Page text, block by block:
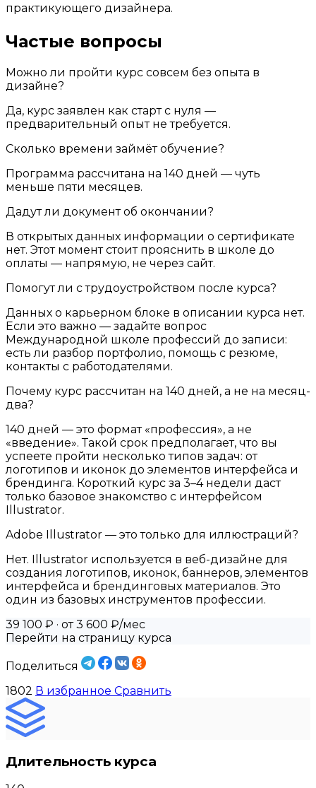
практикующего дизайнера.
Частые вопросы
Можно ли пройти курс совсем без опыта в
дизайне?
Да, курс заявлен как старт с нуля —
предварительный опыт не требуется.
Сколько времени займёт обучение?
Программа рассчитана на 140 дней — чуть
меньше пяти месяцев.
Дадут ли документ об окончании?
В открытых данных информации о сертификате
нет. Этот момент стоит прояснить в школе до
оплаты — напрямую, не через сайт.
Помогут ли с трудоустройством после курса?
Данных о карьерном блоке в описании курса нет.
Если это важно — задайте вопрос
Международной школе профессий до записи:
есть ли разбор портфолио, помощь с резюме,
контакты с работодателями.
Почему курс рассчитан на 140 дней, а не на месяц-
два?
140 дней — это формат «профессия», а не
«введение». Такой срок предполагает, что вы
успеете пройти несколько типов задач: от
логотипов и иконок до элементов интерфейса и
брендинга. Короткий курс за 3–4 недели даст
только базовое знакомство с интерфейсом
Illustrator.
Adobe Illustrator — это только для иллюстраций?
Нет. Illustrator используется в веб-дизайне для
создания логотипов, иконок, баннеров, элементов
интерфейса и брендинговых материалов. Это
один из базовых инструментов профессии.
39 100 ₽ · от 3 600 ₽/мес
Перейти на страницу курса
Поделиться
1802 В избранное Сравнить
Длительность курса